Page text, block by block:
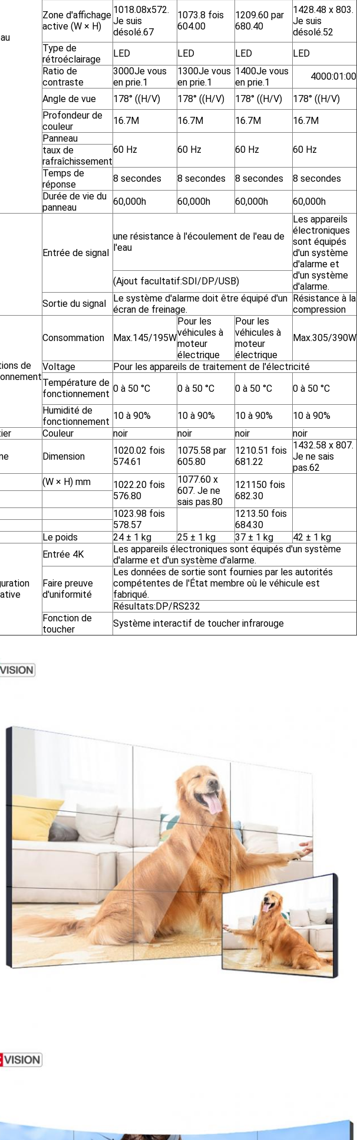
Zone d'affichage
active (W × H)
1018.08x572.
Je suis
désolé.67
1073.8 fois
604.00
1209.60 par
680.40
1428.48 x 803.
Je suis
désolé.52
Type de
rétroéclairage
LED LED LED
LED
Ratio de
contraste
3000Je vous
en prie.1
1300Je vous
en prie.1
1400Je vous
en prie.1
4000:01:00
Angle de vue
178° ((H/V) 178° ((H/V) 178° ((H/V)
178° ((H/V)
Profondeur de
couleur
16.7M 16.7M 16.7M
16.7M
Panneau
60 Hz
60 Hz 60 Hz 60 Hz
taux de
rafraîchissement
Temps de
réponse
8 secondes 8 secondes 8 secondes
8 secondes
Durée de vie du
panneau
60,000h 60,000h 60,000h 60,000h
Entrée de signal
une résistance à l'écoulement de l'eau de
l'eau
Les appareils
électroniques
sont équipés
d'un système
d'alarme et
d'un système
d'alarme.
(Ajout facultatif:SDI/DP/USB)
Sortie du signal
Le système d'alarme doit être équipé d'un
écran de freinage.
Résistance à la
compression
de
Consommation Max.145/195W
Pour les
véhicules à
moteur
électrique
Pour les
véhicules à
moteur
électrique
Max.305/390W
Voltage
Pour les appareils de traitement de l'électricité
Température de
fonctionnement 0 à 50 °C 0 à 50 °C 0 à 50 °C
0 à 50 °C
Humidité de
fonctionnement
10 à 90% 10 à 90% 10 à 90%
10 à 90%
Couleur noir noir noir noir
Dimension
1020.02 fois
574.61
1075.58 par
605.80
1210.51 fois
681.22
1432.58 x 807.
Je ne sais
pas.62
(W × H) mm
1022.20 fois
576.80
1077.60 x
607. Je ne
sais pas.80
121150 fois
682.30
1023.98 fois
578.57
1213.50 fois
684.30
Le poids
24 ± 1 kg 25 ± 1 kg 37 ± 1 kg 42 ± 1 kg
Entrée 4K
Les appareils électroniques sont équipés d'un système
d'alarme et d'un système d'alarme.
Faire preuve
d'uniformité
Les données de sortie sont fournies par les autorités
compétentes de l'État membre où le véhicule est
fabriqué.
Résultats:DP/RS232
Fonction de
toucher
Système interactif de toucher infrarouge